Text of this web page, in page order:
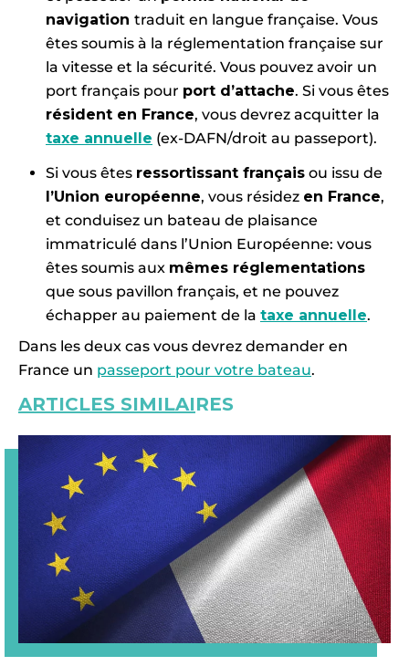
navigation traduit en langue française. Vous
êtes soumis à la réglementation française sur
la vitesse et la sécurité. Vous pouvez avoir un
port français pour port d’attache. Si vous êtes
résident en France, vous devrez acquitter la
taxe annuelle (ex-DAFN/droit au passeport).
Si vous êtes ressortissant français ou issu de
l’Union européenne, vous résidez en France,
et conduisez un bateau de plaisance
immatriculé dans l’Union Européenne: vous
êtes soumis aux mêmes réglementations
que sous pavillon français, et ne pouvez
échapper au paiement de la taxe annuelle.
Dans les deux cas vous devrez demander en
France un passeport pour votre bateau.
ARTICLES SIMILAIRES